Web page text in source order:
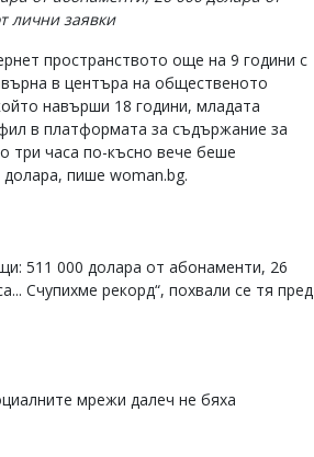
лични заявки
пространството още на 9 години с
в центъра на общественото
навърши 18 години, младата
в платформата за съдържание за
три часа по-късно вече беше
пише woman.bg.
511 000 долара от абонаменти, 26
Счупихме рекорд“, похвали се тя пред
мрежи далеч не бяха